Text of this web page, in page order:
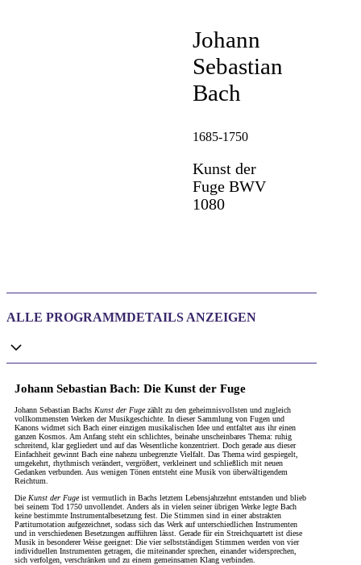
Johann
Sebastian
Bach
1685-1750
Kunst der
Fuge BWV
1080
ALLE PROGRAMMDETAILS ANZEIGEN
Johann Sebastian Bach: Die Kunst der Fuge
Johann Sebastian Bachs Kunst der Fugezählt zu den geheimnisvollsten und zugleich
vollkommensten Werken der Musikgeschichte. In dieser Sammlung von Fugen und
Kanons widmet sich Bach einer einzigen musikalischen Idee und entfaltet aus ihr einen
ganzen Kosmos. Am Anfang steht ein schlichtes, beinahe unscheinbares Thema: ruhig
schreitend, klar gegliedert und auf das Wesentliche konzentriert. Doch gerade aus dieser
Einfachheit gewinnt Bach eine nahezu unbegrenzte Vielfalt. Das Thema wird gespiegelt,
umgekehrt, rhythmisch verändert, vergrößert, verkleinert und schließlich mit neuen
Gedanken verbunden. Aus wenigen Tönen entsteht eine Musik von überwältigendem
Reichtum.
Die Kunst der Fugeist vermutlich in Bachs letztem Lebensjahrzehnt entstanden und blieb
bei seinem Tod 1750 unvollendet. Anders als in vielen seiner übrigen Werke legte Bach
keine bestimmte Instrumentalbesetzung fest. Die Stimmen sind in einer abstrakten
Partiturnotation aufgezeichnet, sodass sich das Werk auf unterschiedlichen Instrumenten
und in verschiedenen Besetzungen aufführen lässt. Gerade für ein Streichquartett ist diese
Musik in besonderer Weise geeignet: Die vier selbstständigen Stimmen werden von vier
individuellen Instrumenten getragen, die miteinander sprechen, einander widersprechen,
sich verfolgen, verschränken und zu einem gemeinsamen Klang verbinden.